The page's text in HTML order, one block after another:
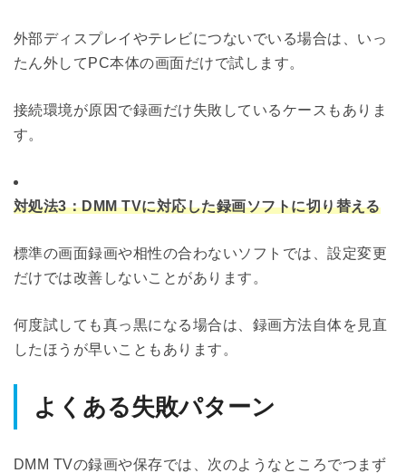
外部ディスプレイやテレビにつないでいる場合は、いっ
たん外してPC本体の画面だけで試します。
接続環境が原因で録画だけ失敗しているケースもありま
す。
対処法3：DMM TVに対応した録画ソフトに切り替える
標準の画面録画や相性の合わないソフトでは、設定変更
だけでは改善しないことがあります。
何度試しても真っ黒になる場合は、録画方法自体を見直
したほうが早いこともあります。
よくある失敗パターン
DMM TVの録画や保存では、次のようなところでつまず